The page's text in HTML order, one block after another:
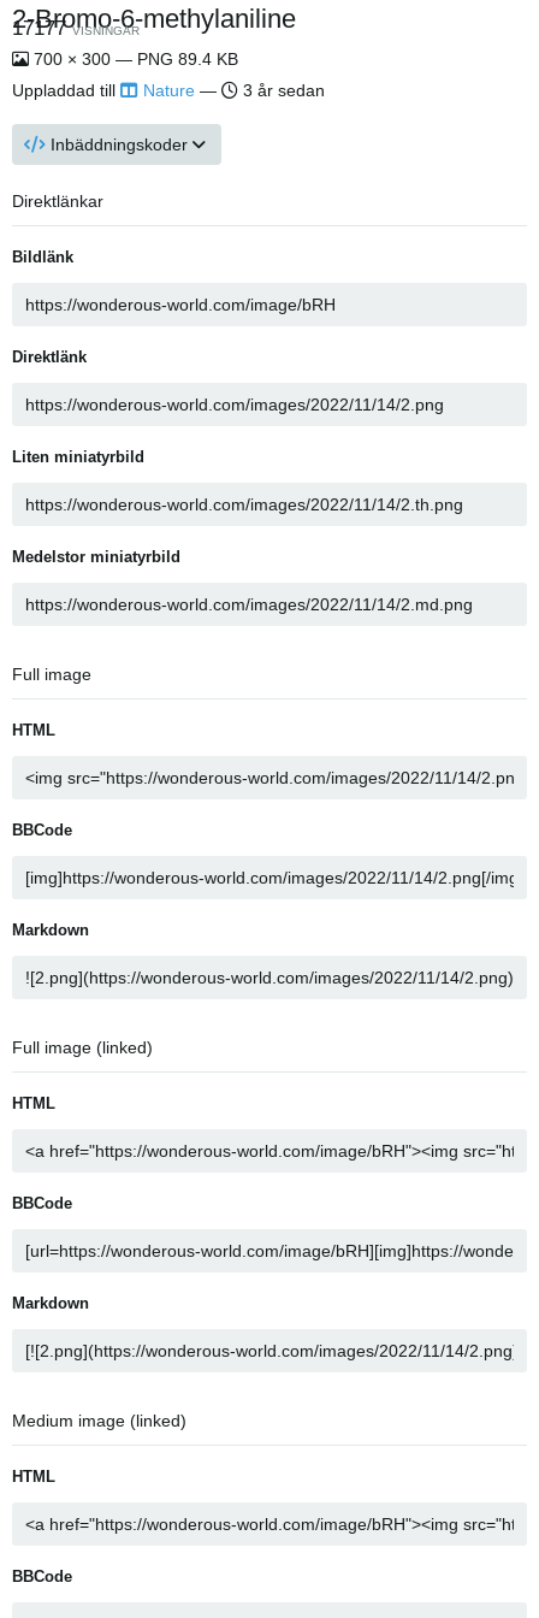
2-Bromo-6-methylaniline
17177VISNINGAR
700 × 300 — PNG 89.4 KB
Uppladdad till
Nature — 3 år sedan
Inbäddningskoder
Direktlänkar
Bildlänk
Direktlänk
Liten miniatyrbild
Medelstor miniatyrbild
Full image
HTML
BBCode
Markdown
Full image (linked)
HTML
BBCode
Markdown
Medium image (linked)
HTML
BBCode